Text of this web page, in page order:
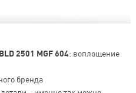
2501 MGF 604: воплощение
бренда